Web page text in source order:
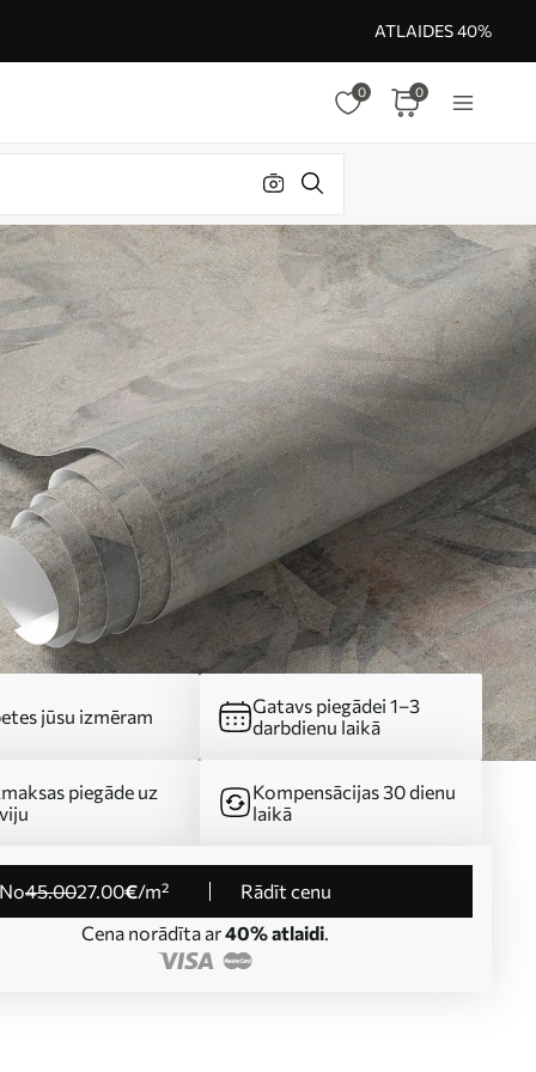
ATLAIDES 40%
0 0
jūsu izmēram
Gatavs piegādei 1–3
darbdienu laikā
piegāde uz
Kompensācijas 30 dienu
laikā
no45.0027.00€/m²
Rādīt cenu
Cena norādīta ar40% atlaidi.